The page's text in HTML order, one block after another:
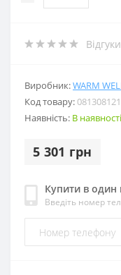
Виробник:WARM
Код товару:
Наявність: В наявності
5 301 грн
Купити в один
Введіть номер